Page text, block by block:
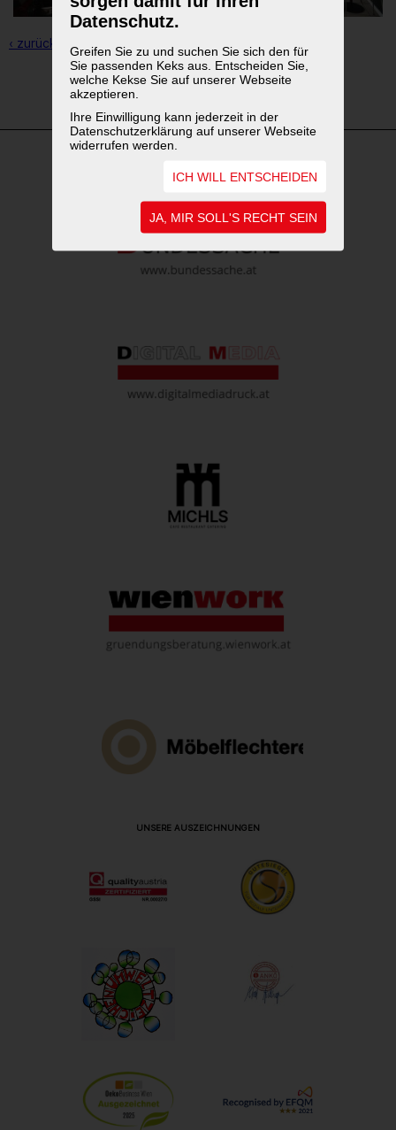
Datenschutz.
Greifen Sie zu und suchen Sie sich den für
Sie passenden Keks aus. Entscheiden Sie,
welche Kekse Sie auf unserer Webseite
akzeptieren.
Ihre Einwilligung kann jederzeit in der
Datenschutzerklärung auf unserer Webseite
widerrufen werden.
ICH WILL ENTSCHEIDEN
JA, MIR SOLL'S RECHT SEIN
‹ zurück zur Übersicht
1 2
WEITERFÜHRENDE LINKS
UNSERE AUSZEICHNUNGEN